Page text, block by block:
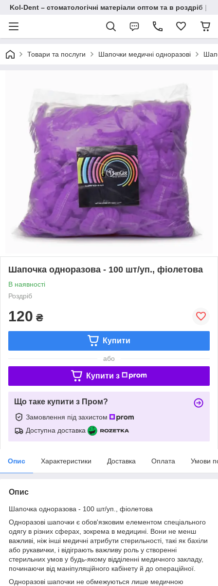
Kol-Dent – ​​стоматологічні матеріали оптом та в роздріб |
Товари та послуги Шапочки медичні одноразові
Шапочка одноразова - 100 шт/уп., фіолетова
В наявності
Роздріб
120 ₴
Купити
або
Купити з
Що таке купити з Пром?
Замовлення під захистом
Доступна доставка
Опис Характеристики Доставка Оплата Умови
Опис
Шапочка одноразова - 100 шт/уп., фіолетова
Одноразові шапочки є обов'язковим елементом спеціального
одягу в різних сферах, зокрема в медицині. Вони не менш
важливі, ніж інші медичні атрибути стерильності, такі як бахіли
або рукавички, і відіграють важливу роль у створенні
стерильних умов у будь-якому відділенні медичного закладу,
починаючи від маніпуляційного кабінету й до операційної.
Одноразові шапочки не обмежуються лише медичною